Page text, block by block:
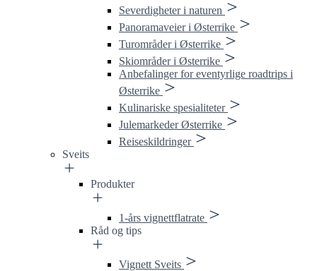
Severdigheter i naturen
Panoramaveier i Østerrike
Turområder i Østerrike
Skiområder i Østerrike
Anbefalinger for eventyrlige roadtrips i
Østerrike
Kulinariske spesialiteter
Julemarkeder Østerrike
Reiseskildringer
Sveits
Produkter
1-års vignettflatrate
Råd og tips
Vignett Sveits